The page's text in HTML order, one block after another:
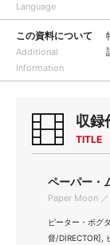
Language
この資料について
Additional
Information
収録
TITLE
ペーパー・
Paper Moon
ピーター・ボグ
督/DIRECTOR],